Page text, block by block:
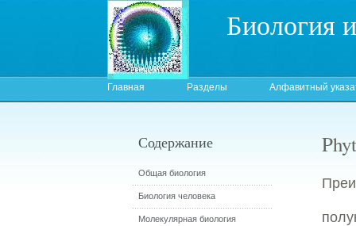
Биология
Главная Разделы Алфавитный
Содержание
Общая биология
Биология человека
Молекулярная биология